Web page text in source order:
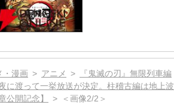
・漫画 アニメ
『鬼滅の刃』無限列車編
に渡って一挙放送が決定。柱稽古編は地上波
公開記念】
＜画像2/2＞